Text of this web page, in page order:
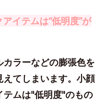
イテムは“低明度”が
ラーなどの膨張色を
てしまいます。小顔
ムは"低明度"のもの